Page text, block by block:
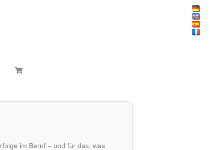
im Beruf – und für das, was